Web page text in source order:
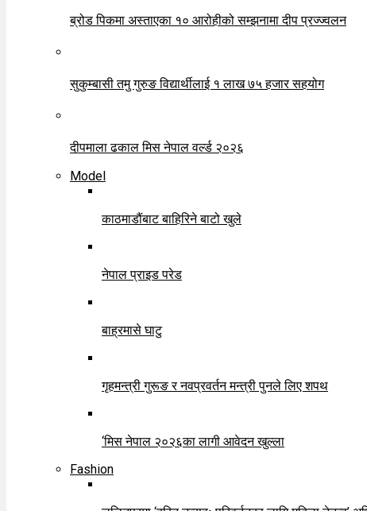
ब्रोड पिकमा अस्ताएका १० आरोहीको सम्झनामा दीप प्रज्ज्वलन
सुकुम्बासी तमु गुरुङ विद्यार्थीलाई १ लाख ७५ हजार सहयोग
दीपमाला ढकाल मिस नेपाल वर्ल्ड २०२६
Model
काठमाडौंबाट बाहिरिने बाटो खुले
नेपाल प्राइड परेड
बाह्रमासे घाटु
गृहमन्त्री गुरूङ र नवप्रवर्तन मन्त्री पुनले लिए शपथ
‘मिस नेपाल २०२६का लागी आवेदन खुल्ला
Fashion